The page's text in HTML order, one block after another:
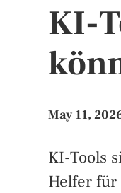
KI-
May 11,
KI-Tools
Helfer für